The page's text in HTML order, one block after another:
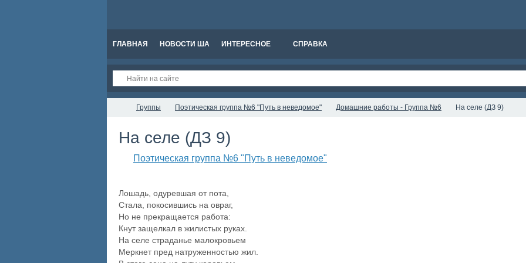
ГЛАВНАЯ НОВОСТИ ША ИНТЕРЕСНОЕ СПРАВКА
Группы Поэтическая группа №6 "Путь в неведомое" Домашние работы - Группа №6 На селе (ДЗ 9)
На селе (ДЗ 9)
Поэтическая группа №6 "Путь в неведомое"
Лошадь, одуревшая от пота,
Стала, покосившись на овраг,
Но не прекращается работа:
Кнут защелкал в жилистых руках.
На селе страданье малокровьем
Меркнет пред натруженностью жил.